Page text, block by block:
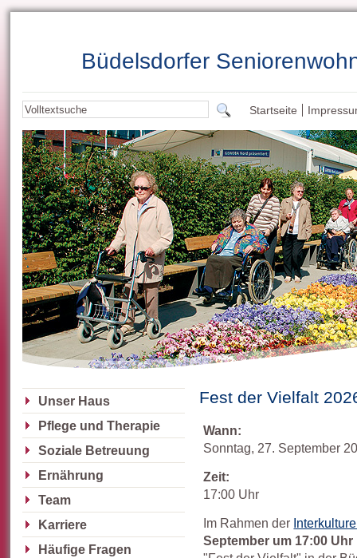
Büdelsdorfer
Startseite
Unser Haus
Pflege und Therapie
Soziale Betreuung
Ernährung
Team
Karriere
Häufige Fragen
Fest der Vielfalt
Wann:
Sonntag, 27. September
Zeit:
17:00 Uhr
Im Rahmen der
September um 17:00 Uhr